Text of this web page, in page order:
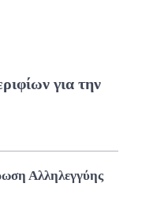
για την
Αλληλεγγύης